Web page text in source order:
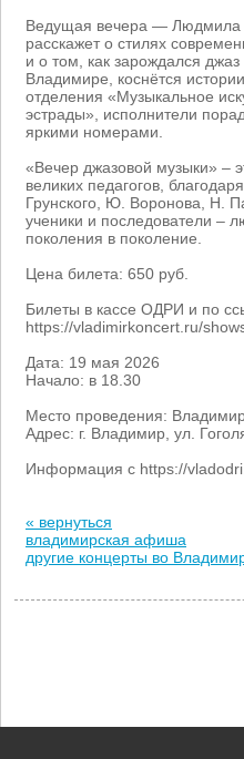
Ведущая вечера — Людмила
расскажет о стилях
и о том, как зарождался джаз
Владимире, коснётся истории
отделения «Музыкальное
эстрады», исполнители
яркими номерами.
«Вечер джазовой музыки» –
великих педагогов,
Грунского, Ю. Воронова, Н.
ученики и последователи –
поколения в поколение.
Цена билета: 650 руб.
Билеты в кассе ОДРИ и по
https://vladimirkoncert.ru/
Дата: 19 мая 2026
Начало: в 18.30
Место проведения:
Адрес: г. Владимир, ул.
Информация с https://
« вернуться
владимирская афиша
другие концерты во